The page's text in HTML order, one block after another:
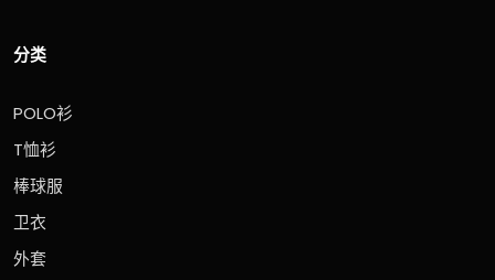
分类
POLO衫
T恤衫
棒球服
卫衣
外套